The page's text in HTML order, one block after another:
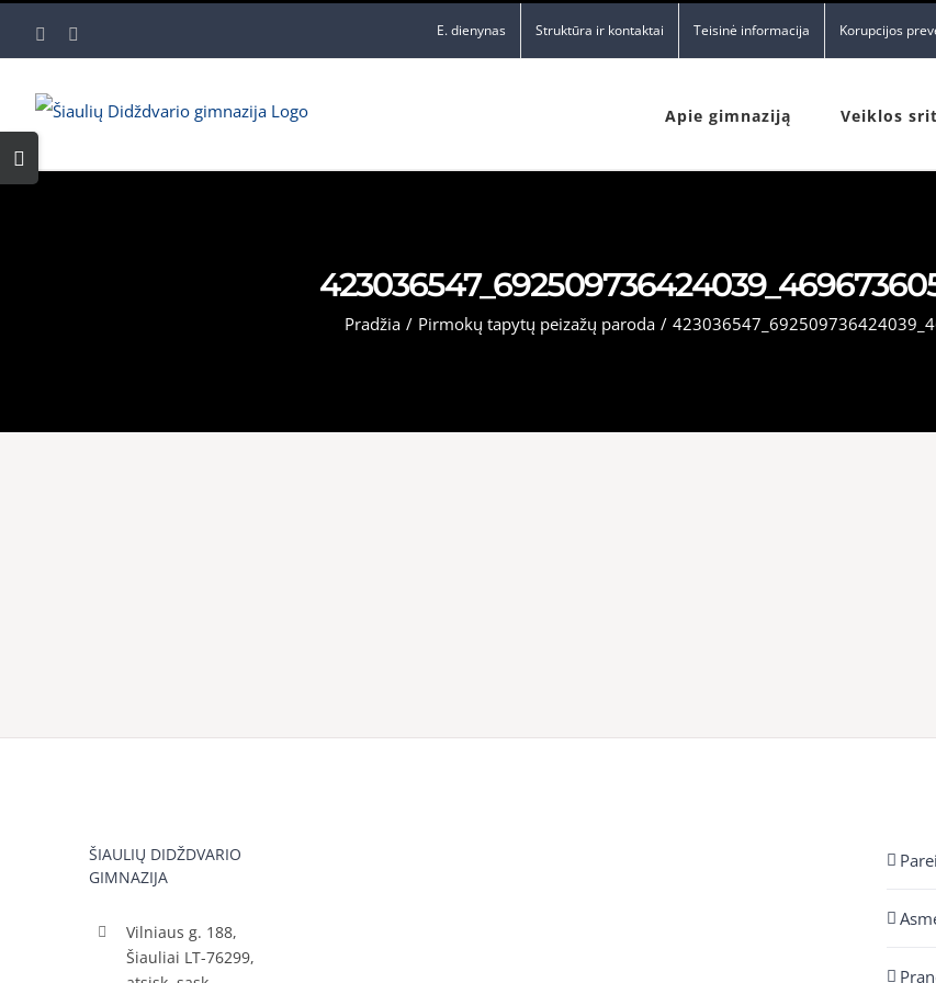
Facebook E. dienynas Struktūra ir kontaktai Teisinė informacija Korupcijos
Apie gimnaziją Veiklos
Pradžia / Pirmokų tapytų peizažų paroda /
ŠIAULIŲ DIDŽDVARIO
GIMNAZIJA
Vilniaus g. 188,
Šiauliai LT-76299,
Toggle
Sliding